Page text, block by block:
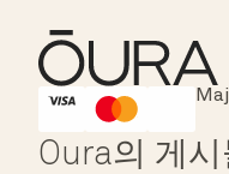
HSA/FSA Eligible
Oura의 게